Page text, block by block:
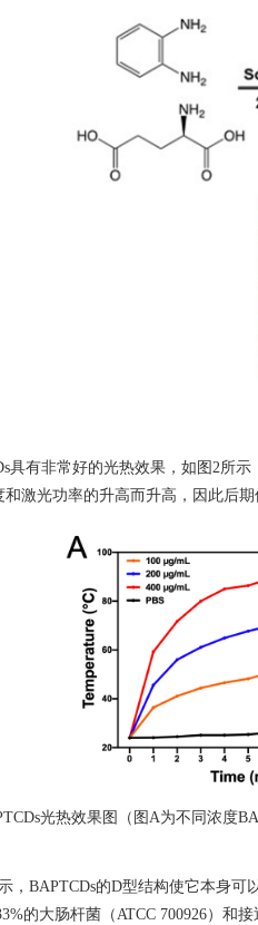
具有非常好的光热效果，如图 2所示
和激光功率的升高而升高，因此后
光热效果图（图 A为不同浓度
， BAPTCDs的D型结构使它本身可
的大肠杆菌（ATCC 700926）和接